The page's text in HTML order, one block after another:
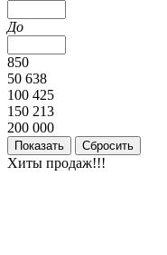
До
850
50 638
100 425
150 213
200 000
Хиты продаж!!!